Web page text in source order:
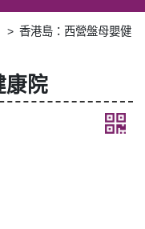
香港島：西營盤母嬰健
康院